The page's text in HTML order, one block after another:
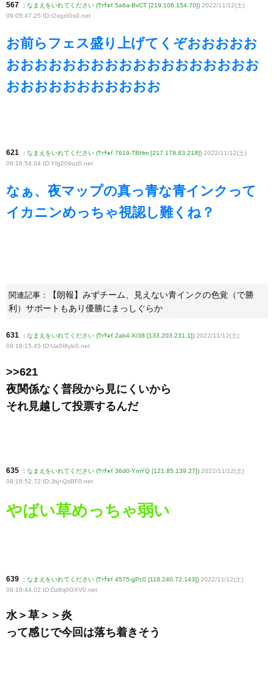
567 : なまえをいれてください (ﾜｯﾁｮｲ 5a6a-BvCT [219.106.154.70]) 2022/11/12(土)
09:05:47.25 ID:r2xqzIGs0 .net
お前らフェス盛り上げてくぞおおおおお
おおおおおおおおおおおおおおおおおお
おおおおおおおおおおお
621 : なまえをいれてください (ﾜｯﾁｮｲ 7619-TBHm [217.178.83.218]) 2022/11/12(土)
09:16:54.04 ID:Yfg209uz0 .net
なぁ、夜マップの真っ青な青インクって
イカニンめっちゃ視認し難くね？
関連記事：
【朗報】みずチーム、見えない青インクの色覚（で勝
利）サポートもあり優勝にまっしぐらか
631 : なまえをいれてください (ﾜｯﾁｮｲ 2ab4-X/38 [133.203.231.1]) 2022/11/12(土)
09:18:15.45 ID:Ua5I8ylc0.net
>>621
夜関係なく普段から見にくいから
それ見越して投票するんだ
635 : なまえをいれてください (ﾜｯﾁｮｲ 36d0-YmYQ [121.85.139.27]) 2022/11/12(土)
09:18:52.72 ID:Jbj+QsBF0 .net
やばい草めっちゃ弱い
639 : なまえをいれてください (ﾜｯﾁｮｲ 4575-gPc0 [118.240.72.143]) 2022/11/12(土)
09:19:44.02 ID:Dz8q0GXV0 .net
水＞草＞＞炎
って感じで今回は落ち着きそう